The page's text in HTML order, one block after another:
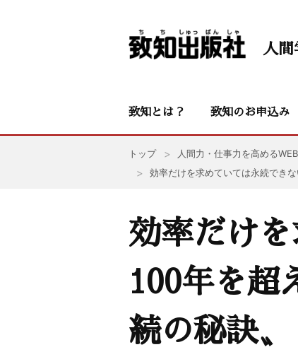
人
致知とは？ 致知のお申込み
トップ 人間力・仕事力を高める
効率だけを求めていては永続でき
効率だけ
100年を超
続の秘訣〟